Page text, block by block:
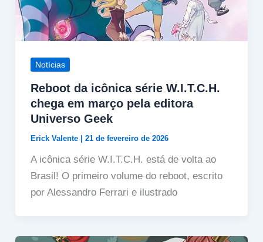
Notícias
Reboot da icônica série W.I.T.C.H.
chega em março pela editora
Universo Geek
Erick Valente 21 de fevereiro de 2026
A icônica série W.I.T.C.H. está de volta ao
Brasil! O primeiro volume do reboot, escrito
por Alessandro Ferrari e ilustrado